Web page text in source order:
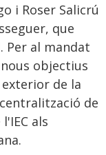
i Roser Salicrú
que
Per al mandat
objectius
de la
de
als